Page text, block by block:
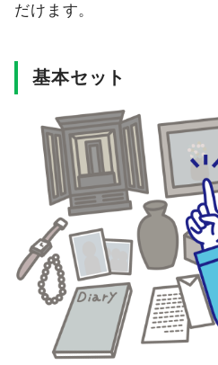
だけます。
基本セット